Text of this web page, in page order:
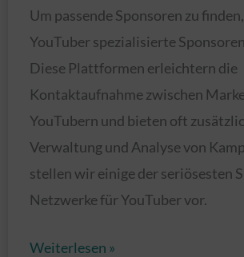
Um passende Sponsoren zu
YouTuber spezialisierte
Diese Plattformen erleichtern die
Kontaktaufnahme zwischen
YouTubern und bieten oft
Verwaltung und Analyse von
stellen wir einige der seriösesten
Netzwerke für YouTuber vor.
Seriöse
Weiterlesen »